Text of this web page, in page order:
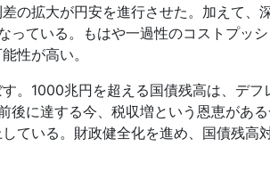
の拡大が円安を進行させた。加えて、
っている。もはや一過性のコストプッ
性が高い。
。 1000兆円を超える国債残高は、デフ
後に達する今、税収増という恩恵があ
ている。財政健全化を進め、国債残高